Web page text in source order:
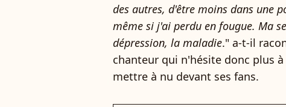
des autres, d'être moins dans une
même si j'ai perdu en fougue. Ma
dépression, la maladie." a-t-il
chanteur qui n'hésite donc plus
mettre à nu devant ses fans.